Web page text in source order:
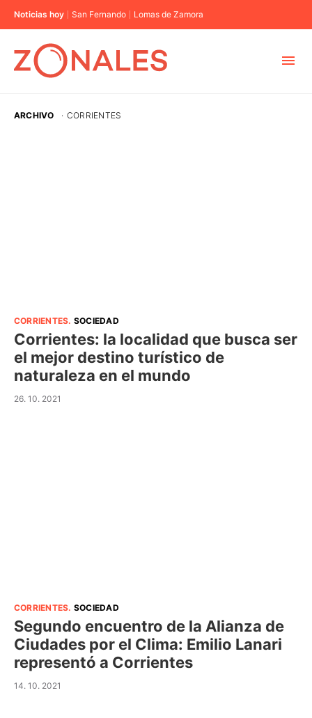
Noticias hoy San Fernando Lomas de Zamora
ARCHIVO · CORRIENTES
CORRIENTES. SOCIEDAD
Corrientes: la localidad que busca ser
el mejor destino turístico de
naturaleza en el mundo
26. 10. 2021
CORRIENTES. SOCIEDAD
Segundo encuentro de la Alianza de
Ciudades por el Clima: Emilio Lanari
representó a Corrientes
14. 10. 2021